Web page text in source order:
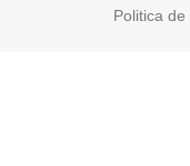
Politica